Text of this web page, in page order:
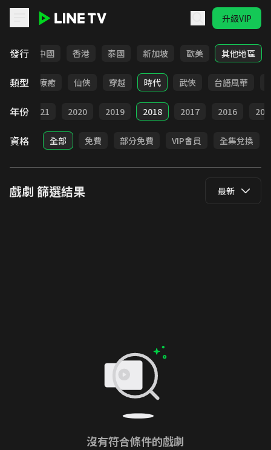
升級VIP
發行
韓國 中國 香港 泰國 新加坡 歐美 其他地區
類型
驚悚 療癒 仙俠 穿越 時代 武俠 台語風華
年份 2021 2020 2019 2018 2017 2016
資格 全部 免費 部分免費 VIP會員 全集兌換
戲劇 篩選結果 最新
沒有符合條件的戲劇